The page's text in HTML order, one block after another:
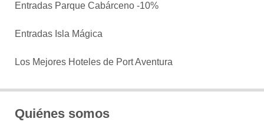
Entradas Parque Cabárceno -10%
Entradas Isla Mágica
Los Mejores Hoteles de Port Aventura
Quiénes somos